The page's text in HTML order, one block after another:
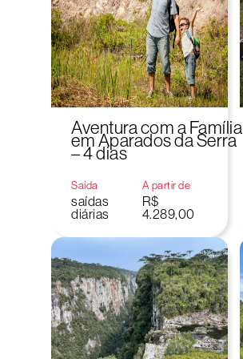
Aventura com a Família
em Aparados da Serra
– 4 dias
Saída
saídas
diárias
A partir de
R$
4.289,00